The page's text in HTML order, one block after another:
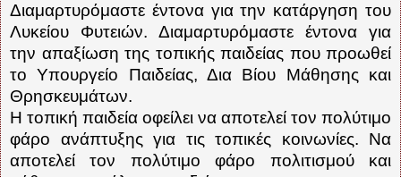
Διαμαρτυρόμαστε έντονα για την κατάργηση του
Λυκείου Φυτειών. Διαμαρτυρόμαστε έντονα για
την απαξίωση της τοπικής παιδείας που προωθεί
το Υπουργείο Παιδείας, Δια Βίου Μάθησης και
Θρησκευμάτων.
Η τοπική παιδεία οφείλει να αποτελεί τον πολύτιμο
φάρο ανάπτυξης για τις τοπικές κοινωνίες. Να
αποτελεί τον πολύτιμο φάρο πολιτισμού και